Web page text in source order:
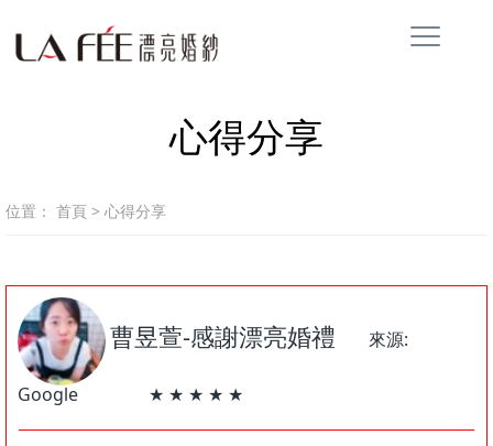
心得分享
位置： 首頁 > 心得分享
曹昱萱-感謝漂亮婚禮 來源:
Google ★ ★ ★ ★ ★